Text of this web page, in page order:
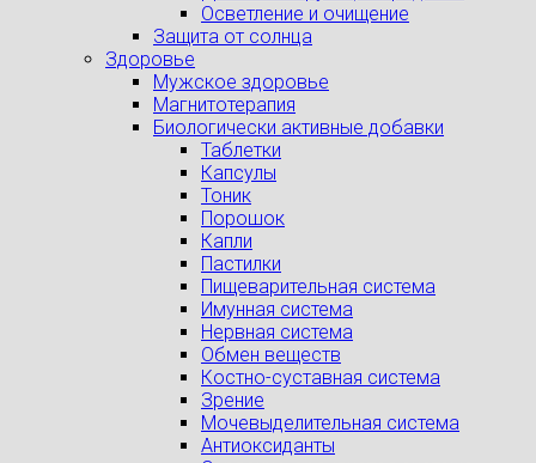
Осветление и очищение
Защита от солнца
Здоровье
Мужское здоровье
Магнитотерапия
Биологически активные добавки
Таблетки
Капсулы
Тоник
Порошок
Капли
Пастилки
Пищеварительная система
Имунная система
Нервная система
Обмен веществ
Костно-суставная система
Зрение
Мочевыделительная система
Антиоксиданты